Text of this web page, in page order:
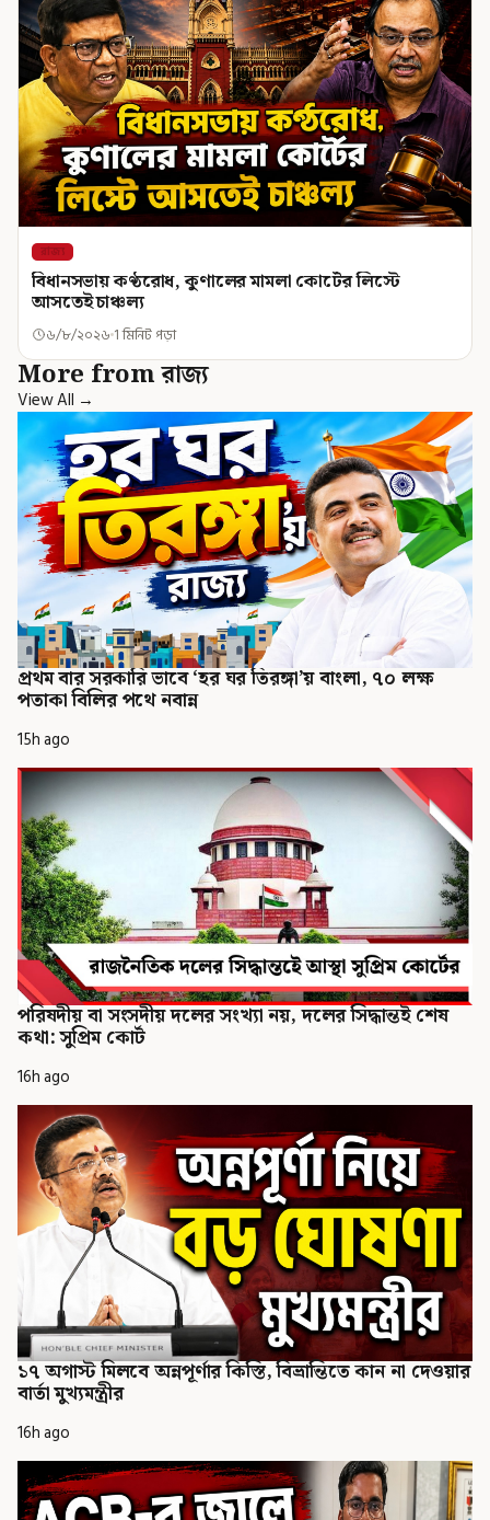
রাজ্য
বিধানসভায় কণ্ঠরোধ, কুণালের মামলা কোর্টের লিস্টে
আসতেই চাঞ্চল্য
৬/৮/২০২৬ 1 মিনিট পড়া
More from রাজ্য
View All →
প্রথম বার সরকারি ভাবে ‘হর ঘর তিরঙ্গা’য় বাংলা, ৭০ লক্ষ
পতাকা বিলির পথে নবান্ন
15h ago
পরিষদীয় বা সংসদীয় দলের সংখ্যা নয়, দলের সিদ্ধান্তই শেষ
কথা: সুপ্রিম কোর্ট
16h ago
১৭ অগাস্ট মিলবে অন্নপূর্ণার কিস্তি, বিভ্রান্তিতে কান না দেওয়ার
বার্তা মুখ্যমন্ত্রীর
16h ago